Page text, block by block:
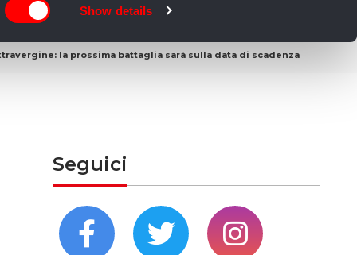
Show details
la prossima battaglia sarà sulla data di scadenza
Seguici